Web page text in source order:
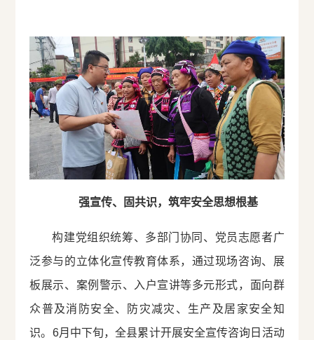
强宣传、固共识，筑牢安全思想根基
构建党组织统筹、多部门协同、党员志愿者广
泛参与的立体化宣传教育体系，通过现场咨询、展
板展示、案例警示、入户宣讲等多元形式，面向群
众普及消防安全、防灾减灾、生产及居家安全知
识。6月中下旬，全县累计开展安全宣传咨询日活动